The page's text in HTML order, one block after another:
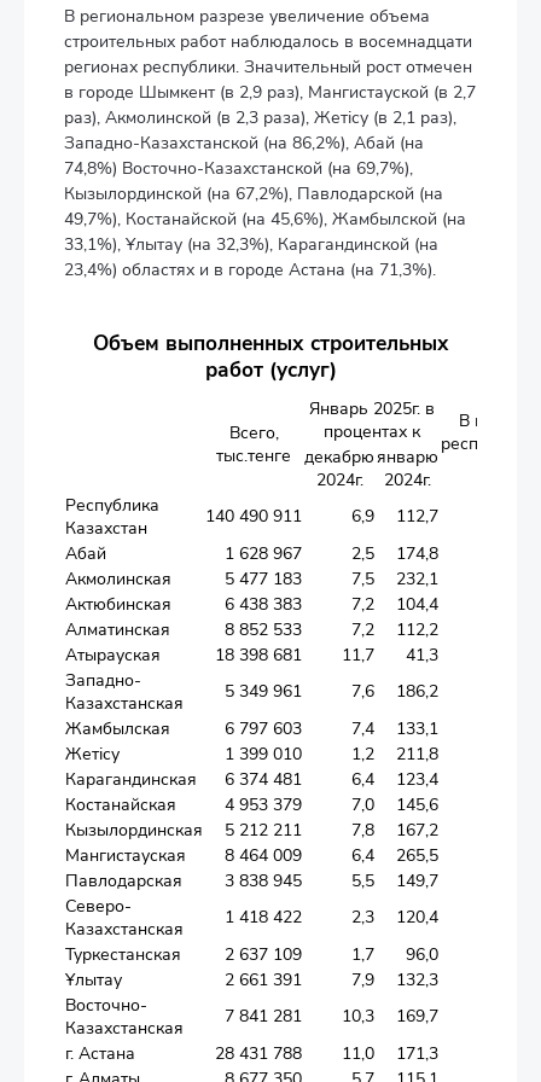
В региональном разрезе увеличение объема
строительных работ наблюдалось в восемнадцати
регионах республики. Значительный рост отмечен
в городе Шымкент (в 2,9 раз), Мангистауской (в 2,7
раз), Акмолинской (в 2,3 раза), Жетісу (в 2,1 раз),
Западно-Казахстанской (на 86,2%), Абай (на
74,8%) Восточно-Казахстанской (на 69,7%),
Кызылординской (на 67,2%), Павлодарской (на
49,7%), Костанайской (на 45,6%), Жамбылской (на
33,1%), Ұлытау (на 32,3%), Карагандинской (на
23,4%) областях и в городе Астана (на 71,3%).
Объем выполненных строительных
работ (услуг)
Всего,
тыс.тенге
Январь 2025г. в
процентах к
В
декабрю
2024г.
январю
2024г.
Республика
Казахстан
140 490 911 6,9
112,7
Абай
1 628 967 2,5
174,8
Акмолинская
5 477 183 7,5
232,1
Актюбинская
6 438 383 7,2
104,4
Алматинская
8 852 533 7,2
112,2
Атырауская
18 398 681 11,7
41,3
Западно-
Казахстанская
5 349 961 7,6
186,2
Жамбылская
6 797 603 7,4
133,1
Жетісу
1 399 010 1,2
211,8
Карагандинская
6 374 481 6,4
123,4
Костанайская
4 953 379 7,0
145,6
Кызылординская
5 212 211 7,8
167,2
Мангистауская
8 464 009 6,4
265,5
Павлодарская
3 838 945 5,5
149,7
Северо-
Казахстанская
1 418 422 2,3
120,4
Туркестанская
2 637 109 1,7
96,0
Ұлытау
2 661 391 7,9
132,3
Восточно-
Казахстанская
7 841 281 10,3
169,7
г. Астана
28 431 788 11,0
171,3